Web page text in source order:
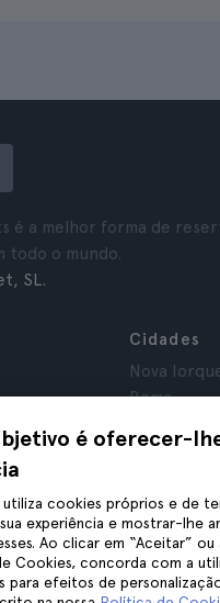
é oferecer-
cookies próprios e de
experiência e mostrar-lhe
Ao clicar em “Aceitar” ou
Cookies, concorda com a
para efeitos de
é a melhor forma de
todo o mundo.
SL.
Cidades
Nova
Roma
Londres
Cracóvia
Tenerife